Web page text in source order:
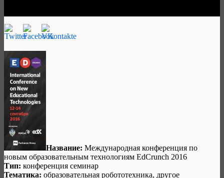
Название: Международная конференция по
новым образовательным технологиям EdCrunch 2016
Тип: конференция семинар
Тематика: образовательная робототехника, другое